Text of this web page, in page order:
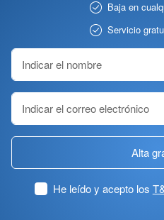
Baja en
Servicio
Alta
He leído y acepto los